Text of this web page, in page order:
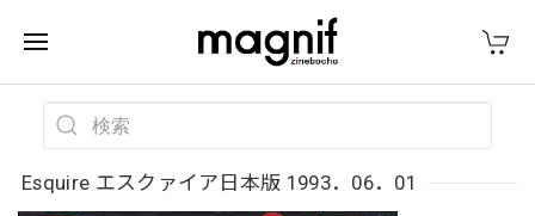
Esquire エスクァイア日本版 1993．06．01